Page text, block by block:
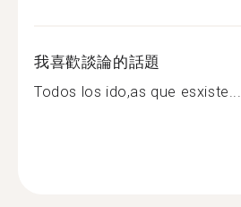
我喜歡談論的話題
Todos los ido,as que esxiste...